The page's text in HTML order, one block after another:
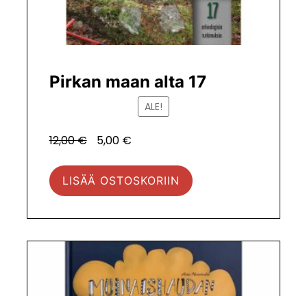
Pirkan maan alta 17
ALE!
12,00€
Alkuperäinen
oli:
5,00 €Tuotteen
nyt.
LISÄÄ OSTOSKORIIN